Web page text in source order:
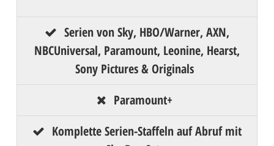
Serien von Sky, HBO/Warner, AXN,
NBCUniversal, Paramount, Leonine, Hearst,
Sony Pictures & Originals
Paramount+
Komplette Serien-Staffeln auf Abruf mit